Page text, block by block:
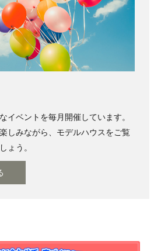
イベントを毎月開催しています。
しみながら、モデルハウスをご覧
ょう。